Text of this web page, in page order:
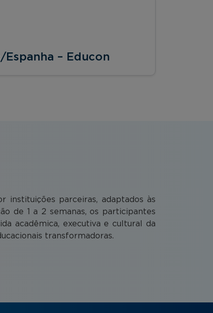
– Educon
instituições parceiras, adaptados às
de 1 a 2 semanas, os participantes
acadêmica, executiva e cultural da
transformadoras.